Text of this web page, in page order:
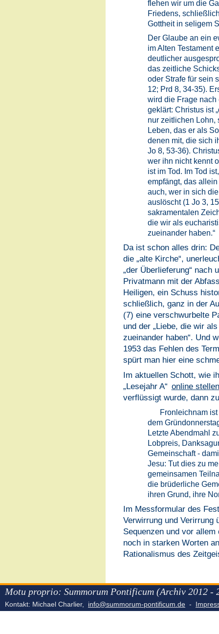
flehen wir um die
Friedens,
Gottheit in seligem
Der Glaube an ein
im Alten Testament
deutlicher
das zeitliche
oder Strafe für sein
12; Prd 8, 34-35).
wird die Frage nach
geklärt: Christus ist
nur zeitlichen Lohn,
Leben, das er als
denen mit, die sich
Jo 8, 53-36).
wer ihn nicht kennt
ist im Tod. Im Tod
empfängt, das
auch, wer in sich
auslöscht (1 Jo 3,
sakramentalen
die wir als
zueinander haben.“
Da ist schon alles drin:
die „alte Kirche“,
„der Überlieferung“ nach
Privatmann mit der
Heiligen, ein Schuss
schließlich, ganz in der
(7) eine verschwurbelte
und der „Liebe, die wir
zueinander haben“. Und
1953 das Fehlen des
spürt man hier eine
Im aktuellen Schott, wie
„Lesejahr A“ online stellen
verflüssigt wurde, dann
Fronleichnam
dem
Letzte Abendmahl
Lobpreis,
Gemeinschaft -
Jesu: Tut dies zu
gemeinsamen
die brüderliche
ihren Grund, ihre
Im Messformular des
Verwirrung und Verirrung
Sequenzen und vor
noch in starken Worten
Rationalismus des
Motu proprio: Summorum Pontificum (Archiv 2012 -
Kontakt: Michael Charlier, info@summorum-pontificum.de -